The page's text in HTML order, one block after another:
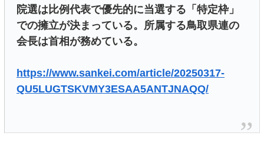
院選は比例代表で優先的に当選する「特定枠」
での擁立が決まっている。所属する鳥取県連の
会長は首相が務めている。
https://www.sankei.com/article/20250317-
QU5LUGTSKVMY3ESAA5ANTJNAQQ/